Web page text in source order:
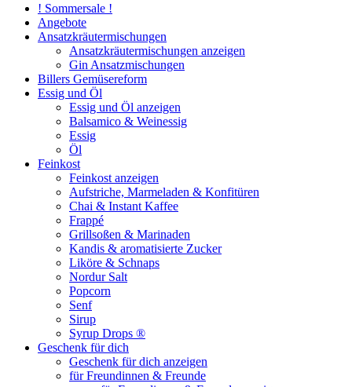
! Sommersale !
Angebote
Ansatzkräutermischungen
Ansatzkräutermischungen anzeigen
Gin Ansatzmischungen
Billers Gemüsereform
Essig und Öl
Essig und Öl anzeigen
Balsamico & Weinessig
Essig
Öl
Feinkost
Feinkost anzeigen
Aufstriche, Marmeladen & Konfitüren
Chai & Instant Kaffee
Frappé
Grillsoßen & Marinaden
Kandis & aromatisierte Zucker
Liköre & Schnaps
Nordur Salt
Popcorn
Senf
Sirup
Syrup Drops ®
Geschenk für dich
Geschenk für dich anzeigen
für Freundinnen & Freunde